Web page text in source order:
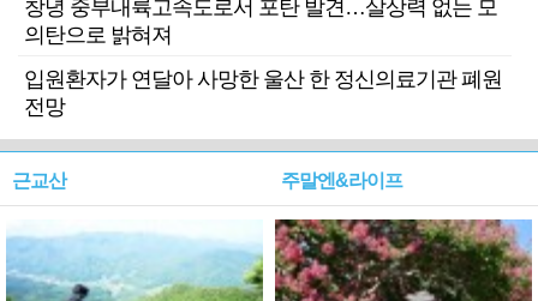
창녕 중부내륙고속도로서 포탄 발견…살상력 없는 모
의탄으로 밝혀져
입원환자가 연달아 사망한 울산 한 정신의료기관 폐원
전망
근교산 주말엔&라이프